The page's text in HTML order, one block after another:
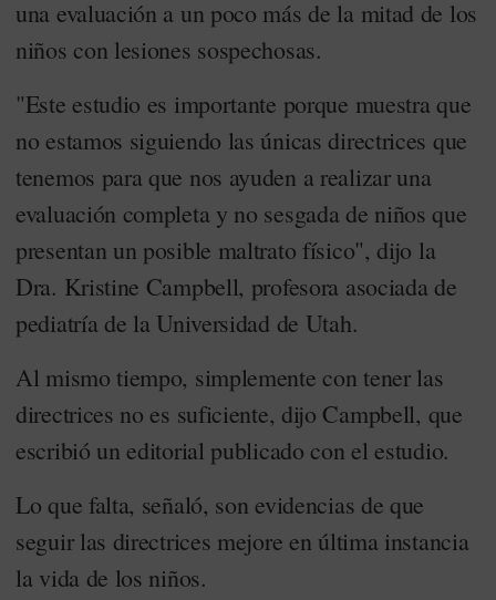
una evaluación a un poco más de la mitad de los
niños con lesiones sospechosas.
"Este estudio es importante porque muestra que
no estamos siguiendo las únicas directrices que
tenemos para que nos ayuden a realizar una
evaluación completa y no sesgada de niños que
presentan un posible maltrato físico", dijo la
Dra. Kristine Campbell, profesora asociada de
pediatría de la Universidad de Utah.
Al mismo tiempo, simplemente con tener las
directrices no es suficiente, dijo Campbell, que
escribió un editorial publicado con el estudio.
Lo que falta, señaló, son evidencias de que
seguir las directrices mejore en última instancia
la vida de los niños.